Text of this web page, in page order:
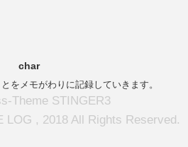
char
をメモがわりに記録していきます。
Theme STINGER3
LOG , 2018 All Rights Reserved.